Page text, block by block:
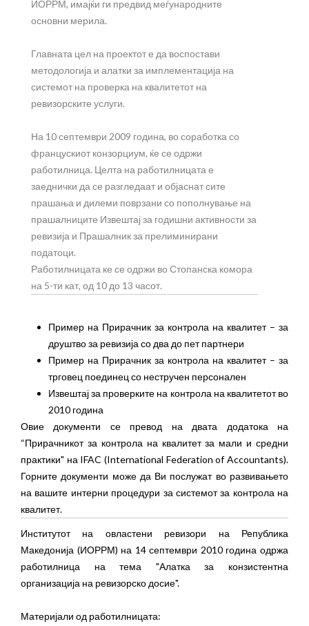
ИОРРМ, имајќи ги предвид меѓународните
основни мерила.
Главната цел на проектот е да воспостави
методологија и алатки за имплементација на
системот на проверка на квалитетот на
ревизорските услуги.
На 10 септември 2009 година, во соработка со
францускиот конзорциум, ќе се одржи
работилница. Целта на работилницата е
заеднички да се разгледаат и објаснат сите
прашања и дилеми поврзани со пополнување на
прашалниците Извештај за годишни активности за
ревизија и Прашалник за прелиминирани
податоци.
Работилницата ке се одржи во Стопанска комора
на 5-ти кат, од 10 до 13 часот.
Пример на Прирачник за контрола на квалитет – за
друштво за ревизија со два до пет партнери
Пример на Прирачник за контрола на квалитет – за
трговец поединец со нестручен персонален
Извештај за проверките на контрола на квалитетот во
2010 година
Овие документи се превод на двата додатока на
“Прирачникот за контрола на квалитет за мали и средни
практики" на IFAC (International Federation of Accountants).
Горните документи може да Ви послужат во развивањето
на вашите интерни процедури за системот за контрола на
квалитет.
Институтот на овластени ревизори на Република
Македонија (ИОРРМ) на 14 септември 2010 година одржа
работилница на тема "Алатка за конзистентна
организација на ревизорско досие".
Материјали од работилницата: